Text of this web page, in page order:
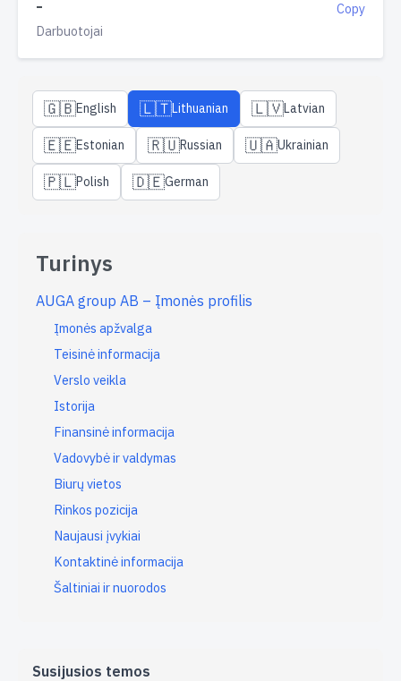
Copy
-
Darbuotojai
🇬🇧English 🇱🇹Lithuanian 🇱🇻Latvian
🇪🇪Estonian 🇷🇺Russian 🇺🇦Ukrainian
🇵🇱Polish 🇩🇪German
Turinys
AUGA group AB – Įmonės profilis
Įmonės apžvalga
Teisinė informacija
Verslo veikla
Istorija
Finansinė informacija
Vadovybė ir valdymas
Biurų vietos
Rinkos pozicija
Naujausi įvykiai
Kontaktinė informacija
Šaltiniai ir nuorodos
Susijusios temos